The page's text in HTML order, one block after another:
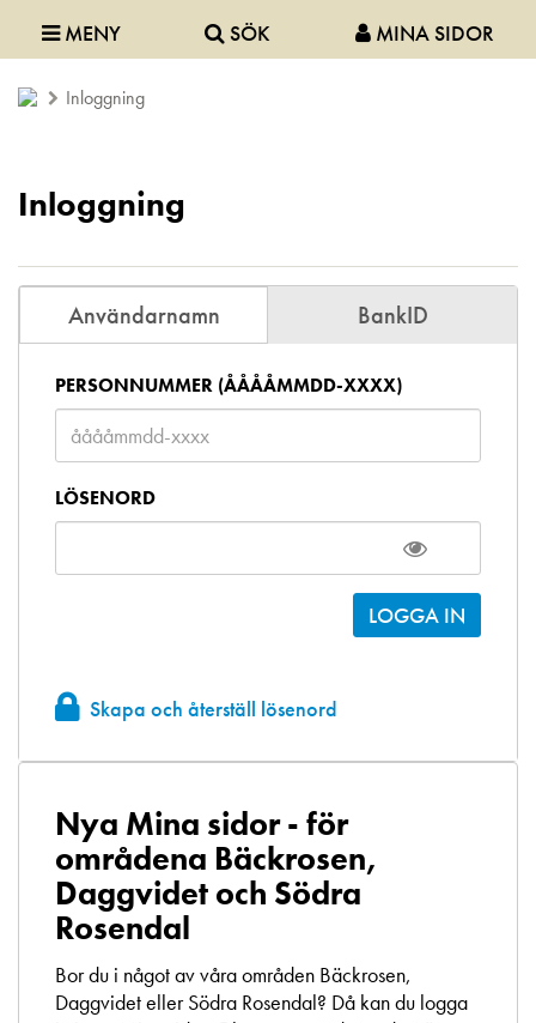
MENY SÖK MINA SIDOR
Inloggning
Inloggning
Användarnamn BankID
PERSONNUMMER (ÅÅÅÅMMDD-XXXX)
LÖSENORD
Skapa och återställ lösenord
Nya Mina sidor - för
områdena Bäckrosen,
Daggvidet och Södra
Rosendal
Bor du i något av våra områden Bäckrosen,
Daggvidet eller Södra Rosendal? Då kan du logga